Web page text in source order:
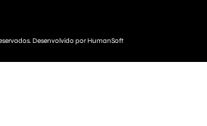
Desenvolvido por HumanSoft